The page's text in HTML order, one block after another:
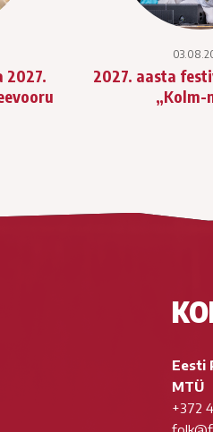
2027.
2027. aasta
„Kolm-
Eesti
MTÜ
+372